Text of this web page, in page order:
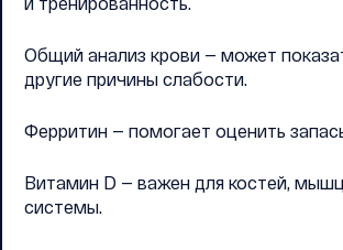
Общий анализ крови — может
другие причины слабости.
Ферритин — помогает оценить
Витамин D — важен для костей,
системы.